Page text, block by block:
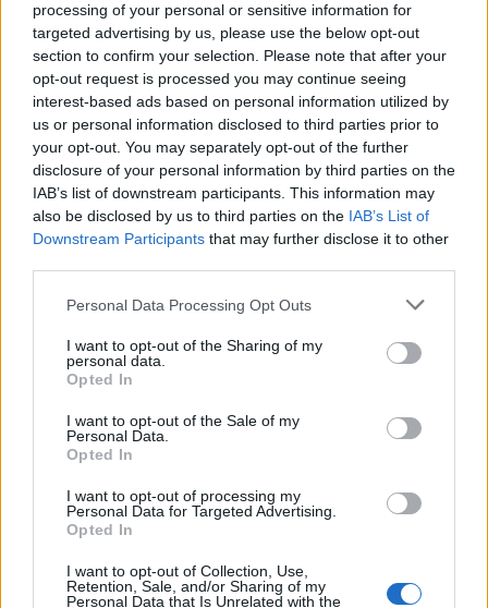
processing of your personal or sensitive information for
targeted advertising by us, please use the below opt-out
section to confirm your selection. Please note that after your
opt-out request is processed you may continue seeing
interest-based ads based on personal information utilized by
us or personal information disclosed to third parties prior to
your opt-out. You may separately opt-out of the further
disclosure of your personal information by third parties on the
IAB’s list of downstream participants. This information may
also be disclosed by us to third parties on the IAB’s List of
Downstream Participants that may further disclose it to other
Please note that this website/app uses one or more Google
not limited to your visit or usage behaviour. You may click to
grant or deny consent to Google and its third-party tags to
use your data for below specified purposes in below Google
consent section.
Personal Data Processing Opt Outs
I want to opt-out of the Sharing of my
personal data.
Opted In
I want to opt-out of the Sale of my
Personal Data.
Opted In
I want to opt-out of processing my
Personal Data for Targeted Advertising.
Opted In
I want to opt-out of Collection, Use,
Retention, Sale, and/or Sharing of my
Personal Data that Is Unrelated with the
Από τα lounge σημεία με σκιά μέχρι τις ξαπλώστρες που
κοιτούν το Αιγαίο, οι εξωτερικοί χώροι είναι
σχεδιασμένοι ώστε να απολαμβάνετε κάθε στιγμή των
διακοπών σας. Το ηλιοβασίλεμα από εδώ είναι
μαγευτικό, με το χρυσαφί χρώμα να βάφει κάθε σημείο
ξυλόφουρνος θα σας χαρίσουν βραδιές με την
οικογένεια και τους φίλους κάτω από τον έναστρο
ουρανό της Πάρου.